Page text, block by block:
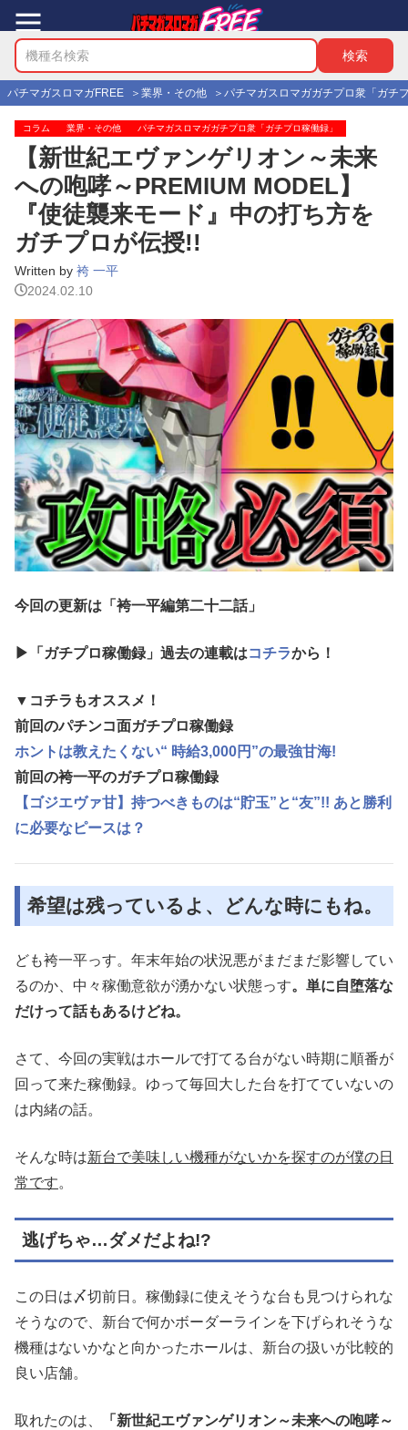
パチマガスロマガFREE 業界・その他 パチマガスロマガガチプロ衆「ガチ
コラム 業界・その他 パチマガスロマガガチプロ衆「ガチプロ稼働録」
【新世紀エヴァンゲリオン～未来
への咆哮～PREMIUM MODEL】
『使徒襲来モード』中の打ち方を
ガチプロが伝授!!
Written by 袴 一平
2024.02.10
今回の更新は「袴一平編第二十二話」
▶「ガチプロ稼働録」過去の連載はコチラから！
▼コチラもオススメ！
前回のパチンコ面ガチプロ稼働録
ホントは教えたくない“ 時給3,000円”の最強甘海!
前回の袴一平のガチプロ稼働録
【ゴジエヴァ甘】持つべきものは“貯玉”と“友”!! あと勝利
に必要なピースは？
希望は残っているよ、どんな時にもね。
ども袴一平っす。年末年始の状況悪がまだまだ影響してい
るのか、中々稼働意欲が湧かない状態っす。単に自堕落な
だけって話もあるけどね。
さて、今回の実戦はホールで打てる台がない時期に順番が
回って来た稼働録。ゆって毎回大した台を打てていないの
は内緒の話。
そんな時は新台で美味しい機種がないかを探すのが僕の日
常です。
逃げちゃ…ダメだよね!?
この日は〆切前日。稼働録に使えそうな台も見つけられな
そうなので、新台で何かボーダーラインを下げられそうな
機種はないかなと向かったホールは、新台の扱いが比較的
良い店舗。
取れたのは、
「新世紀エヴァンゲリオン～未来への咆哮～